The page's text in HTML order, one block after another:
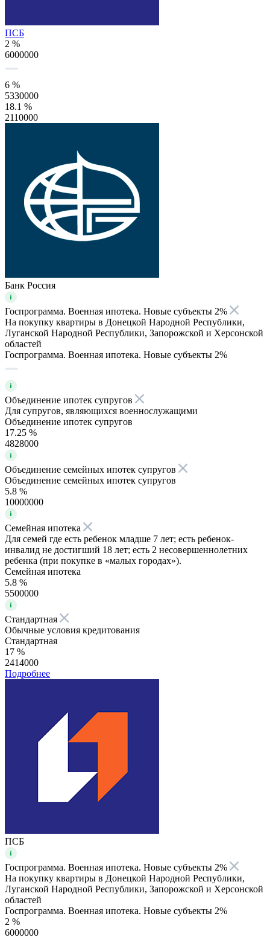
ПСБ
2 %
6000000
6 %
5330000
18.1 %
2110000
Банк Россия
Госпрограмма. Военная ипотека. Новые субъекты 2%
На покупку квартиры в Донецкой Народной Республики,
Луганской Народной Республики, Запорожской и Херсонской
областей
Госпрограмма. Военная ипотека. Новые субъекты 2%
Объединение ипотек супругов
Для супругов, являющихся военнослужащими
Объединение ипотек супругов
17.25 %
4828000
Объединение семейных ипотек супругов
Объединение семейных ипотек супругов
5.8 %
10000000
Семейная ипотека
Для семей где есть ребенок младше 7 лет; есть ребенок-
инвалид не достигший 18 лет; есть 2 несовершеннолетних
ребенка (при покупке в «малых городах»).
Семейная ипотека
5.8 %
5500000
Стандартная
Обычные условия кредитования
Стандартная
17 %
2414000
Подробнее
ПСБ
Госпрограмма. Военная ипотека. Новые субъекты 2%
На покупку квартиры в Донецкой Народной Республики,
Луганской Народной Республики, Запорожской и Херсонской
областей
Госпрограмма. Военная ипотека. Новые субъекты 2%
2 %
6000000